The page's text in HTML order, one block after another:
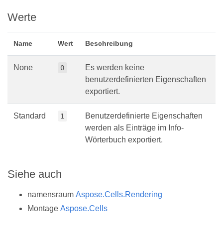
Werte
Name Wert Beschreibung
None 0
Es werden keine
benutzerdefinierten Eigenschaften
exportiert.
Standard 1
Benutzerdefinierte Eigenschaften
werden als Einträge im Info-
Wörterbuch exportiert.
Siehe auch
namensraum Aspose.Cells.Rendering
Montage Aspose.Cells